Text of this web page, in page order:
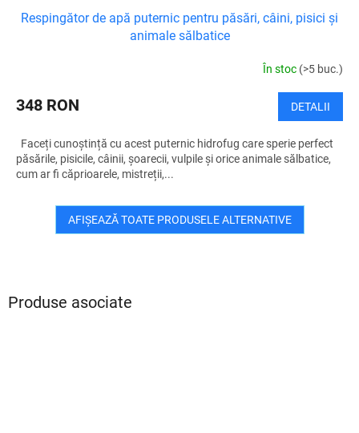
Produse asociate
Respingător de apă puternic pentru păsări, câini, pisici și
animale sălbatice
În stoc (>5 buc.)
348 RON DETALII
Faceți cunoștință cu acest puternic hidrofug care sperie perfect
păsările, pisicile, câinii, șoarecii, vulpile și orice animale sălbatice,
cum ar fi căprioarele, mistreții,...
AFIŞEAZĂ TOATE PRODUSELE ALTERNATIVE